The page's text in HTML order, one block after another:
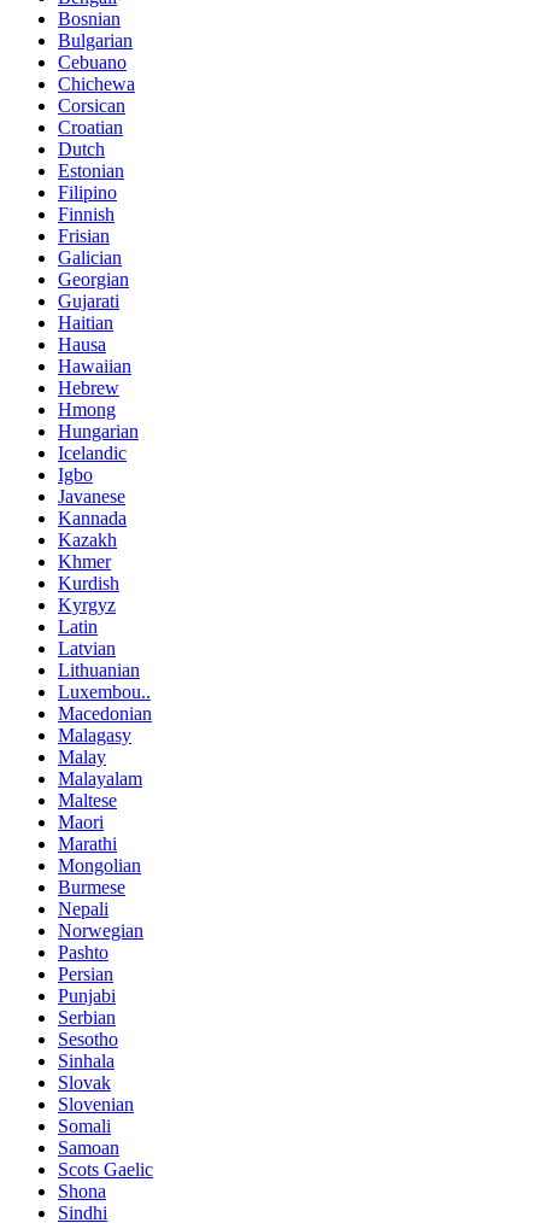
Bosnian
Bulgarian
Cebuano
Chichewa
Corsican
Croatian
Dutch
Estonian
Filipino
Finnish
Frisian
Galician
Georgian
Gujarati
Haitian
Hausa
Hawaiian
Hebrew
Hmong
Hungarian
Icelandic
Igbo
Javanese
Kannada
Kazakh
Khmer
Kurdish
Kyrgyz
Latin
Latvian
Lithuanian
Luxembou..
Macedonian
Malagasy
Malay
Malayalam
Maltese
Maori
Marathi
Mongolian
Burmese
Nepali
Norwegian
Pashto
Persian
Punjabi
Serbian
Sesotho
Sinhala
Slovak
Slovenian
Somali
Samoan
Scots Gaelic
Shona
Sindhi